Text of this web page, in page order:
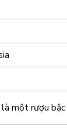
một rượu bậc